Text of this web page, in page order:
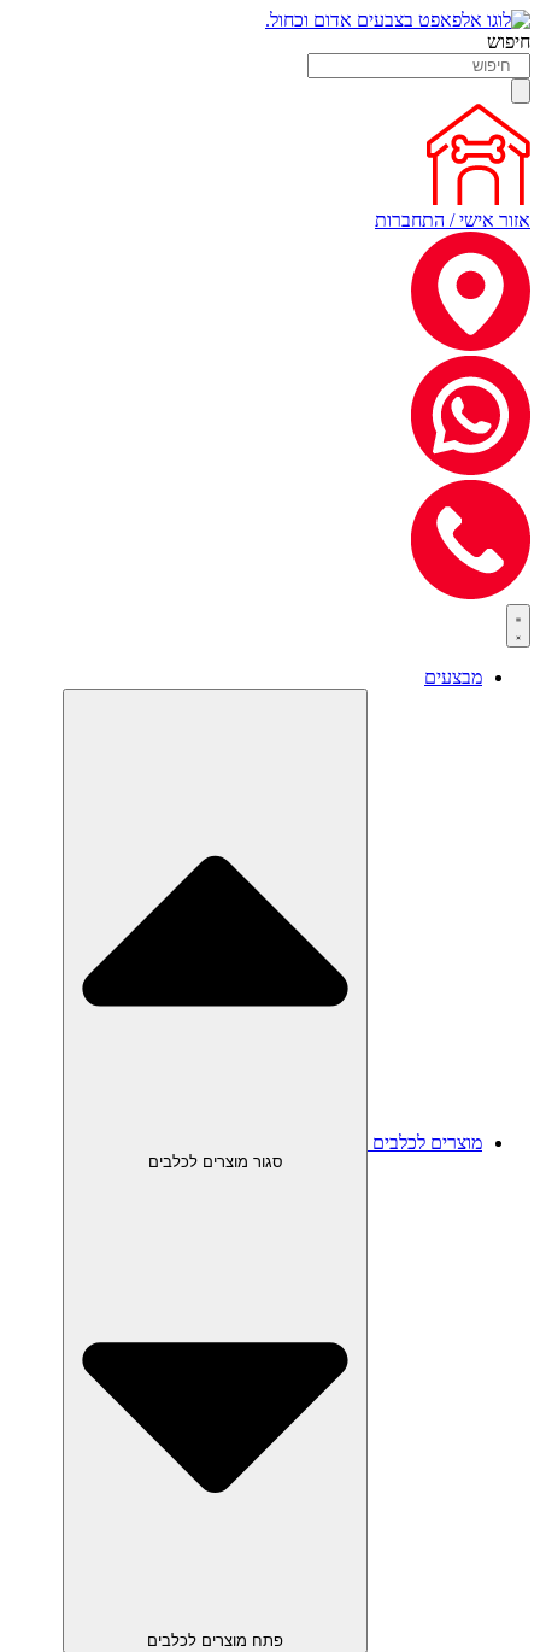
חיפוש
אזור אישי / התחברות
מבצעים
מוצרים לכלבים
סגור מוצרים לכלבים
פתח מוצרים לכלבים